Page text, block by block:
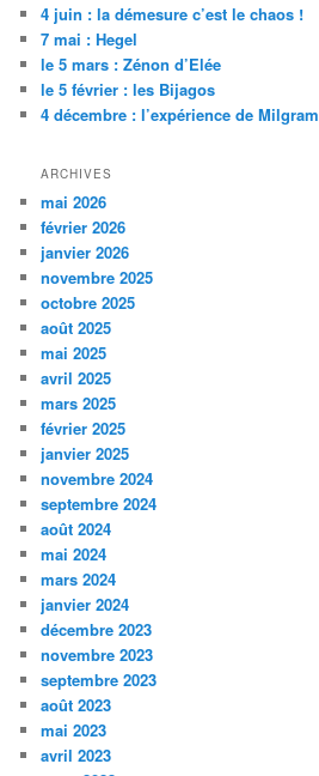
4 juin : la démesure c’est le chaos !
7 mai : Hegel
le 5 mars : Zénon d’Elée
le 5 février : les Bijagos
4 décembre : l’expérience de Milgram
ARCHIVES
mai 2026
février 2026
janvier 2026
novembre 2025
octobre 2025
août 2025
mai 2025
avril 2025
mars 2025
février 2025
janvier 2025
novembre 2024
septembre 2024
août 2024
mai 2024
mars 2024
janvier 2024
décembre 2023
novembre 2023
septembre 2023
août 2023
mai 2023
avril 2023